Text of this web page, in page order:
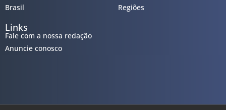
Brasil
Regiões
Links
Fale com a nossa redação
Anuncie conosco